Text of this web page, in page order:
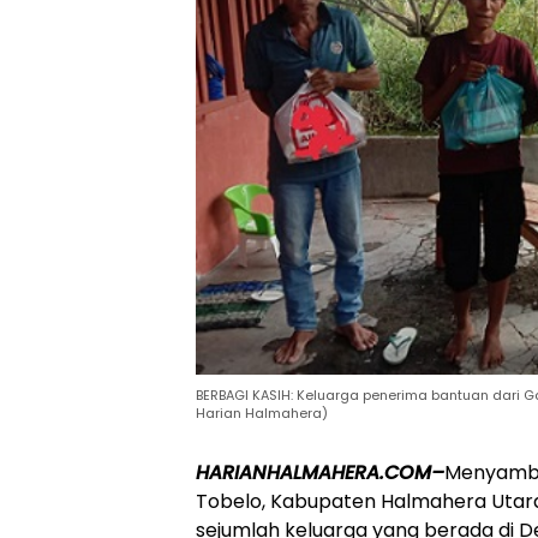
BERBAGI KASIH: Keluarga penerima bantuan
Harian Halmahera)
HARIANHALMAHERA.COM–
Tobelo, Kabupaten Halmahera
sejumlah keluarga yang berada di